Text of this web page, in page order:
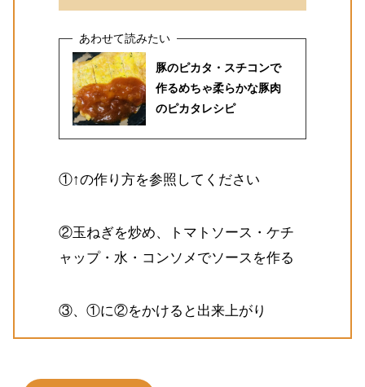
豚のピカタ・スチコンで
作るめちゃ柔らかな豚肉
のピカタレシピ
①↑の作り方を参照してください
②玉ねぎを炒め、トマトソース・ケチ
ャップ・水・コンソメでソースを作る
③、①に②をかけると出来上がり